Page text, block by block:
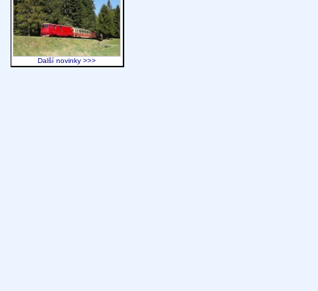
Další novinky >>>